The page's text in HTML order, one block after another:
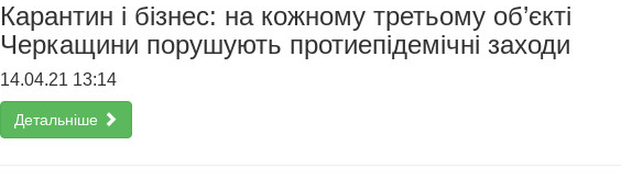
Карантин і бізнес: на кожному третьому об’єкті
Черкащини порушують протиепідемічні заходи
14.04.21 13:14
Детальніше